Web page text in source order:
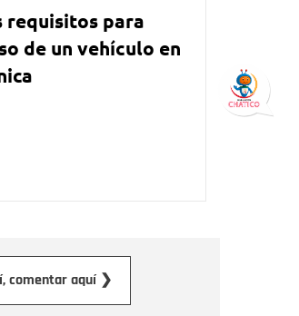
requisitos para
de un vehículo en
comentar aquí ❯